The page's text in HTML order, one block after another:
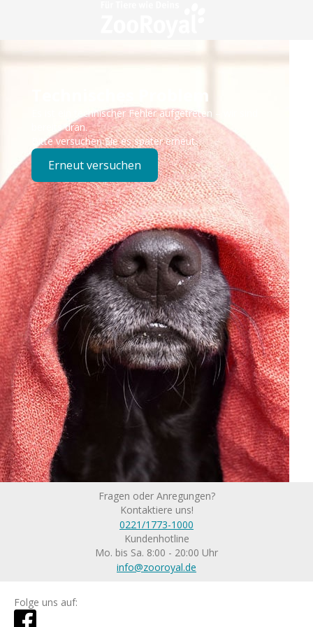
Technisches Problem
Es ist ein technischer Fehler aufgetreten – wir sind
bereits dran.
Bitte versuchen Sie es später erneut.
Erneut versuchen
Fragen oder Anregungen?
Kontaktiere uns!
0221/1773-1000
Kundenhotline
Mo. bis Sa. 8:00 - 20:00 Uhr
info@zooroyal.de
Folge uns auf: